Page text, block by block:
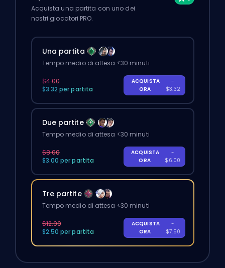
Acquista una partita con uno dei
nostri giocatori PRO.
Una partita
Tempo medio di attesa <30 minuti
$4.00
$3.32 per partita
ACQUISTA
ORA
-
$3.32
Due partite
Tempo medio di attesa <30 minuti
$8.00
$3.00 per partita
ACQUISTA
ORA
-
$6.00
Tre partite
Tempo medio di attesa <30 minuti
$12.00
$2.50 per partita
ACQUISTA
ORA
-
$7.50